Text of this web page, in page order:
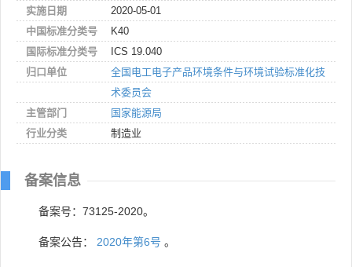
实施日期
2020-05-01
中国标准分类号
K40
国际标准分类号
ICS 19.040
归口单位
全国电工电子产品环境条件与环境试验标准化技
术委员会
主管部门
国家能源局
行业分类
制造业
备案信息
备案号：73125-2020。
备案公告： 2020年第6号 。